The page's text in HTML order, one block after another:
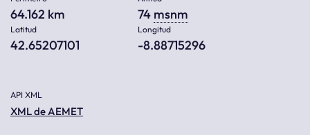
64.162 km 74 msnm
Latitud
42.65207101
Longitud
-8.88715296
API XML
XML de AEMET